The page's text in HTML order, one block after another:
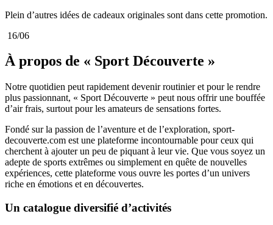
Plein d’autres idées de cadeaux originales sont dans cette promotion.
16/06
À propos de « Sport Découverte »
Notre quotidien peut rapidement devenir routinier et pour le rendre
plus passionnant, « Sport Découverte » peut nous offrir une bouffée
d’air frais, surtout pour les amateurs de sensations fortes.
Fondé sur la passion de l’aventure et de l’exploration, sport-
decouverte.com est une plateforme incontournable pour ceux qui
cherchent à ajouter un peu de piquant à leur vie. Que vous soyez un
adepte de sports extrêmes ou simplement en quête de nouvelles
expériences, cette plateforme vous ouvre les portes d’un univers
riche en émotions et en découvertes.
Un catalogue diversifié d’activités